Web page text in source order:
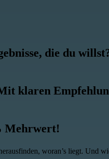
die du
klaren
Mehrwert!
woran’s liegt. Und